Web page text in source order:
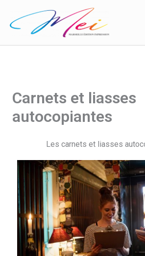
contenu
Carnets et liasses
autocopiantes
Les carnets et liasses